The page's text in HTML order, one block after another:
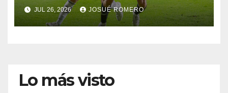
JUL 26, 2026 JOSUÉ ROMERO
Lo más visto